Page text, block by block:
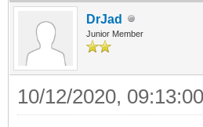
DrJad
Junior Member
10/12/2020, 09:13:00